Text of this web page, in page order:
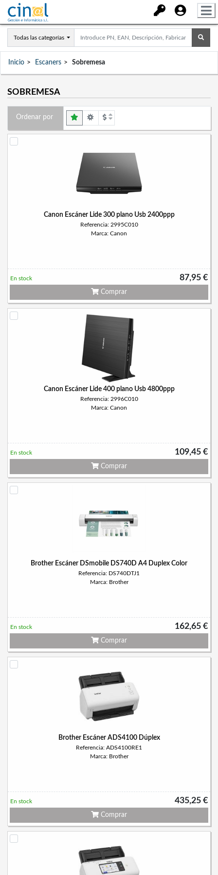
Todas las categorías
Inicio Escaners Sobremesa
SOBREMESA
Ordenar por
Canon Escáner Lide 300 plano Usb 2400ppp
Referencia: 2995C010
Marca: Canon
87,95 €
En stock
Comprar
Canon Escáner Lide 400 plano Usb 4800ppp
Referencia: 2996C010
Marca: Canon
109,45 €
En stock
Comprar
Brother Escáner DSmobile DS740D A4 Duplex Color
Referencia: DS740DTJ1
Marca: Brother
162,65 €
En stock
Comprar
Brother Escáner ADS4100 Dúplex
Referencia: ADS4100RE1
Marca: Brother
435,25 €
En stock
Comprar